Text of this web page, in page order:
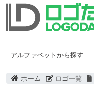
アルファベットから探す
ホーム ロゴ一覧